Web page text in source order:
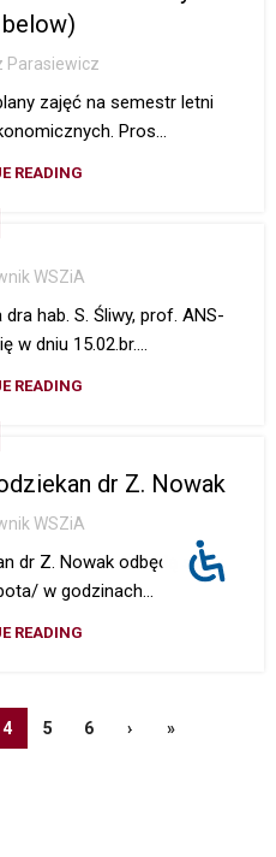
Parasiewicz
zajęć na semestr letni
Pros...
READING
WSZiA
hab. S. Śliwy, prof. ANS-
w dniu 15.02.br....
READING
dr Z. Nowak
WSZiA
dr Z. Nowak odbędą się w
w godzinach...
READING
4 5 6 › »